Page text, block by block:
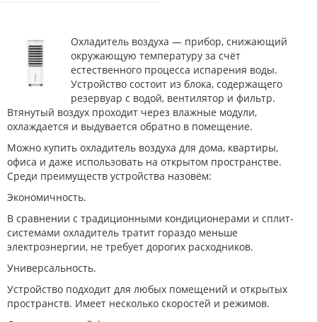
Охладитель воздуха — прибор, снижающий
окружающую температуру за счёт
естественного процесса испарения воды.
Устройство состоит из блока, содержащего
резервуар с водой, вентилятор и фильтр.
Втянутый воздух проходит через влажные модули,
охлаждается и выдувается обратно в помещение.
Можно купить охладитель воздуха для дома, квартиры,
офиса и даже использовать на открытом пространстве.
Среди преимуществ устройства назовём:
Экономичность.
В сравнении с традиционными кондиционерами и сплит-
системами охладитель тратит гораздо меньше
электроэнергии, не требует дорогих расходников.
Универсальность.
Устройство подходит для любых помещений и открытых
пространств. Имеет несколько скоростей и режимов.